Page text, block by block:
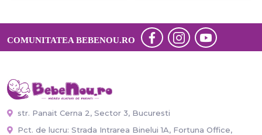
COMUNITATEA BEBENOU.RO
str. Panait Cerna 2, Sector 3, Bucuresti
Pct. de lucru: Strada Intrarea Binelui 1A, Fortuna Office,